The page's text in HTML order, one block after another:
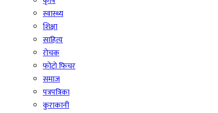
स्वास्थ्य
शिक्षा
साहित्य
रोचक
फोटो फिचर
समाज
पत्रपत्रिका
कुराकानी